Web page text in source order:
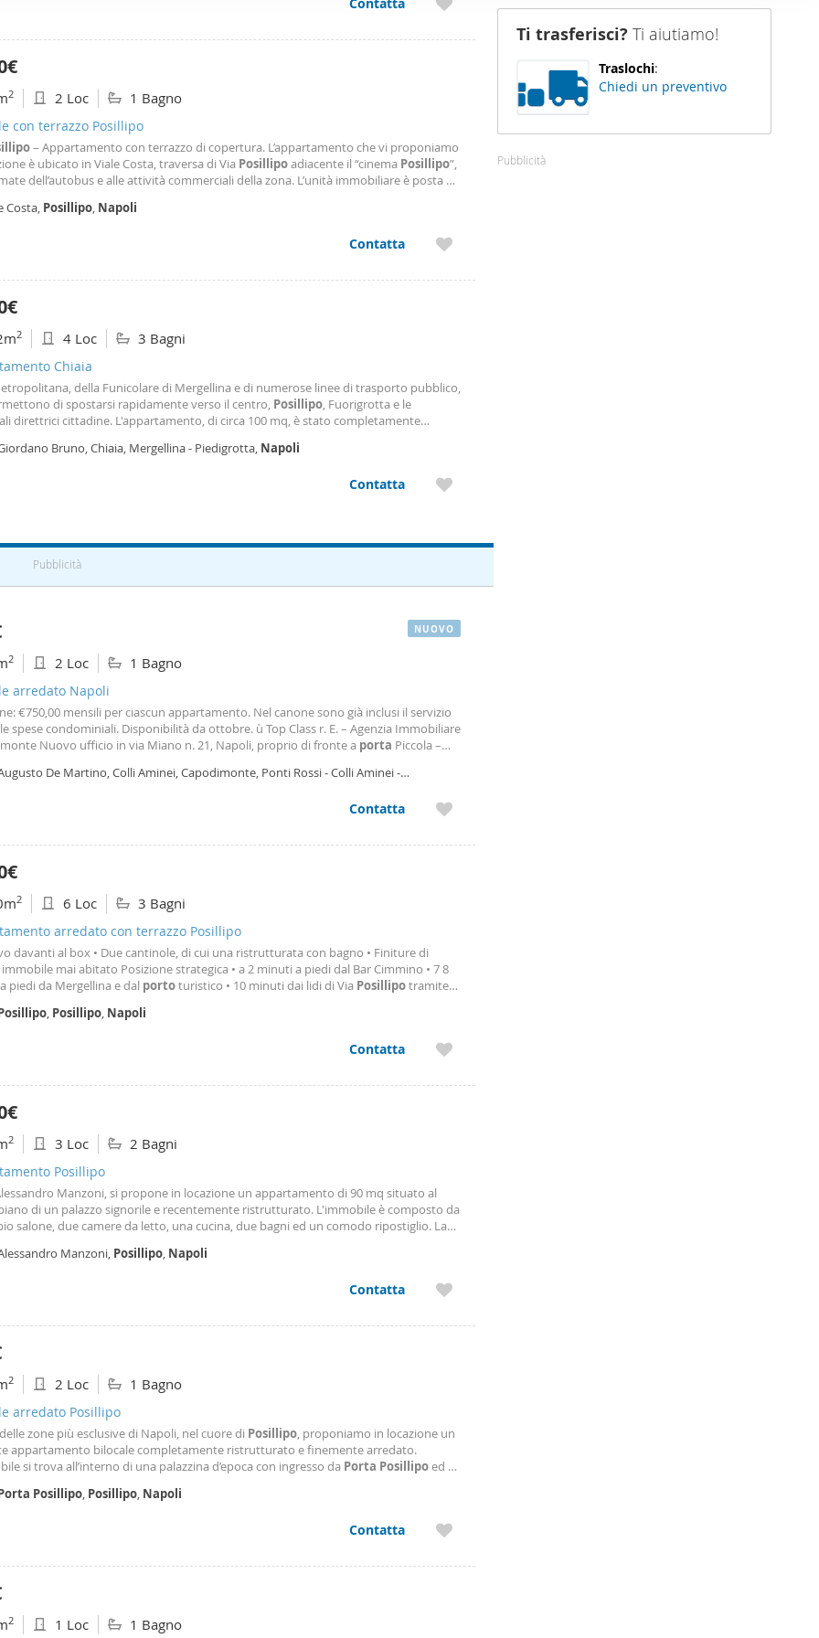
Condividiamo inoltre informazioni sul modo in cui utilizza il nostro sito
di analisi dei dati web, pubblicità e social media, i quali potrebbero
che ha fornito loro o che hanno raccolto dal suo utilizzo dei loro
2 2 Loc 1 Bagno
con terrazzo Posillipo
– Appartamento con terrazzo di copertura. L’appartamento che vi proponiamo
è ubicato in Viale Costa, traversa di Via Posillipoadiacente il “cinema Posillipo”,
dell’autobus e alle attività commerciali della zona. L’unità immobiliare è posta al
cucina living
Costa, Posillipo, Napoli
Contatta
2 4 Loc 3 Bagni
Chiaia
della Funicolare di Mergellina e di numerose linee di trasporto pubblico,
di spostarsi rapidamente verso il centro, Posillipo, Fuorigrotta e le
direttrici cittadine. L'appartamento, di circa 100 mq, è stato completamente
L'ingresso introduce in una
Bruno, Chiaia, Mergellina - Piedigrotta, Napoli
Contatta
Pubblicità
2 2 Loc 1 Bagno
arredato Napoli
€750,00 mensili per ciascun appartamento. Nel canone sono già inclusi il servizio
spese condominiali. Disponibilità da ottobre. ù Top Class r. E. – Agenzia Immobiliare
Nuovo ufficio in via Miano n. 21, Napoli, proprio di fronte a porta Piccola –
vendere casa a
De Martino, Colli Aminei, Capodimonte, Ponti Rossi - Colli Aminei -
Contatta
NUOVO
2 6 Loc 3 Bagni
arredato con terrazzo Posillipo
davanti al box • Due cantinole, di cui una ristrutturata con bagno • Finiture di
mai abitato Posizione strategica • a 2 minuti a piedi dal Bar Cimmino • 7 8
piedi da Mergellina e dal portoturistico • 10 minuti dai lidi di Via Posillipotramite
al CircoloPosillipo, ideale per chi desidera avere eventualmente la barca a pochi
, Posillipo, Napoli
Contatta
2 3 Loc 2 Bagni
Posillipo
Manzoni, si propone in locazione un appartamento di 90 mq situato al
di un palazzo signorile e recentemente ristrutturato. L'immobile è composto da
salone, due camere da letto, una cucina, due bagni ed un comodo ripostiglio. La
ai principali punti della città. Il palazzo dispone di un servizio di portierato,
un vantaggio significativo in zona. Questa soluzione abitativa rappresenta
a portata di mano. Solo referenziati con reddito dimostrabile.
Manzoni, Posillipo, Napoli
Contatta
2 2 Loc 1 Bagno
arredato Posillipo
zone più esclusive di Napoli, nel cuore di Posillipo, proponiamo in locazione un
appartamento bilocale completamente ristrutturato e finemente arredato.
si trova all’interno di una palazzina d’epoca con ingresso da Porta Posillipoed è
luminosi grazie alla
Posillipo, Posillipo, Napoli
Contatta
2 1 Loc 1 Bagno
Ti trasferisci? Ti aiutiamo!
Traslochi:
Chiedi un preventivo
Pubblicità